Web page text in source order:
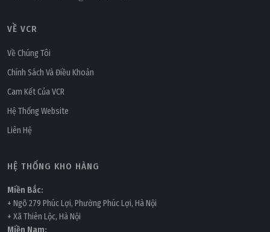
VỀ VCR
Về Chúng Tôi
Chính Sách Và Điều Khoản
Cam Kết Của VCR
Hệ Thống Website
Liên Hệ
HỆ THỐNG KHO HÀNG
Miền Bắc:
+ Ngõ 279 Phúc Lợi, Phường Phúc Lợi, Hà Nội
+ Xã Thiên Lộc, Hà Nội
Miền Nam: